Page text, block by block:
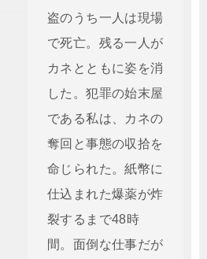
盗のうち一人は現場
で死亡。残る一人が
カネとともに姿を消
した。犯罪の始末屋
である私は、カネの
奪回と事態の収拾を
命じられた。紙幣に
仕込まれた爆薬が炸
裂するまで48時
間。面倒な仕事だが